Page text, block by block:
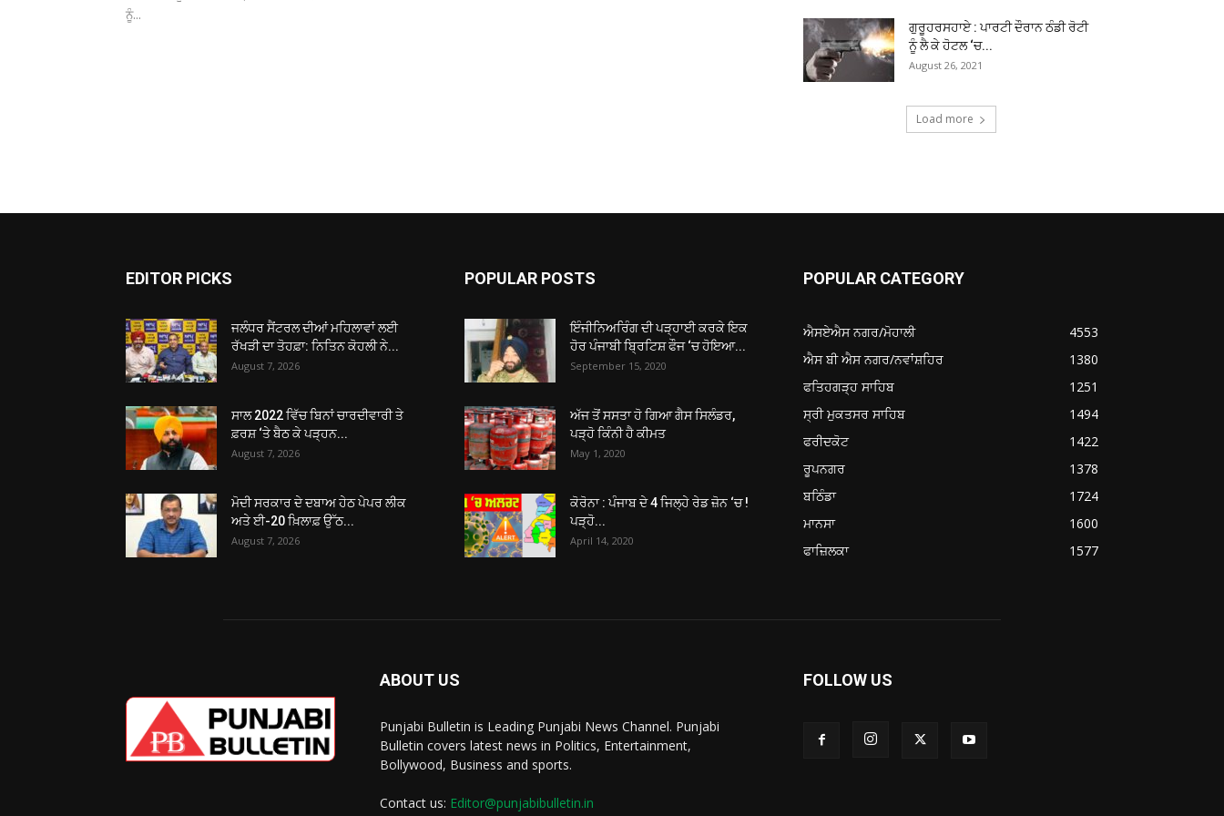
ਨੂੰ...
ਗੁਰੂਹਰਸਹਾਏ : ਪਾਰਟੀ ਦੌਰਾਨ ਠੰਡੀ ਰੋਟੀ
ਨੂੰ ਲੈ ਕੇ ਹੋਟਲ ‘ਚ...
August 26, 2021
Load more
EDITOR PICKS
ਜਲੰਧਰ ਸੈਂਟਰਲ ਦੀਆਂ ਮਹਿਲਾਵਾਂ ਲਈ
ਰੱਖੜੀ ਦਾ ਤੋਹਫ਼ਾ: ਨਿਤਿਨ ਕੋਹਲੀ ਨੇ...
August 7, 2026
ਸਾਲ 2022 ਵਿੱਚ ਬਿਨਾਂ ਚਾਰਦੀਵਾਰੀ ਤੇ
ਫ਼ਰਸ਼ ‘ਤੇ ਬੈਠ ਕੇ ਪੜ੍ਹਨ...
August 7, 2026
ਮੋਦੀ ਸਰਕਾਰ ਦੇ ਦਬਾਅ ਹੇਠ ਪੇਪਰ ਲੀਕ
ਅਤੇ ਈ-20 ਖ਼ਿਲਾਫ਼ ਉੱਠ...
August 7, 2026
POPULAR POSTS
ਇੰਜੀਨਿਅਰਿੰਗ ਦੀ ਪੜ੍ਹਾਈ ਕਰਕੇ ਇਕ
ਹੋਰ ਪੰਜਾਬੀ ਬ੍ਰਿਟਿਸ਼ ਫੌਜ ‘ਚ ਹੋਇਆ...
September 15, 2020
ਅੱਜ ਤੋਂ ਸਸਤਾ ਹੋ ਗਿਆ ਗੈਸ ਸਿਲੰਡਰ,
ਪੜ੍ਹੋ ਕਿੰਨੀ ਹੈ ਕੀਮਤ
May 1, 2020
ਕੋਰੋਨਾ : ਪੰਜਾਬ ਦੇ 4 ਜਿਲ੍ਹੇ ਰੇਡ ਜ਼ੋਨ ‘ਚ !
ਪੜ੍ਹੋ...
April 14, 2020
POPULAR CATEGORY
ਐਸਏਐਸ ਨਗਰ/ਮੋਹਾਲੀ
4553
ਐਸ ਬੀ ਐਸ ਨਗਰ/ਨਵਾਂਸ਼ਹਿਰ
1380
ਫਤਿਹਗੜ੍ਹ ਸਾਹਿਬ
1251
ਸ੍ਰੀ ਮੁਕਤਸਰ ਸਾਹਿਬ
1494
ਫਰੀਦਕੋਟ
1422
ਰੂਪਨਗਰ
1378
ਬਠਿੰਡਾ
1724
ਮਾਨਸਾ
1600
ਫਾਜ਼ਿਲਕਾ
1577
ABOUT US
Punjabi Bulletin is Leading Punjabi News Channel. Punjabi
Bulletin covers latest news in Politics, Entertainment,
Bollywood, Business and sports.
Contact us: Editor@punjabibulletin.in
FOLLOW US